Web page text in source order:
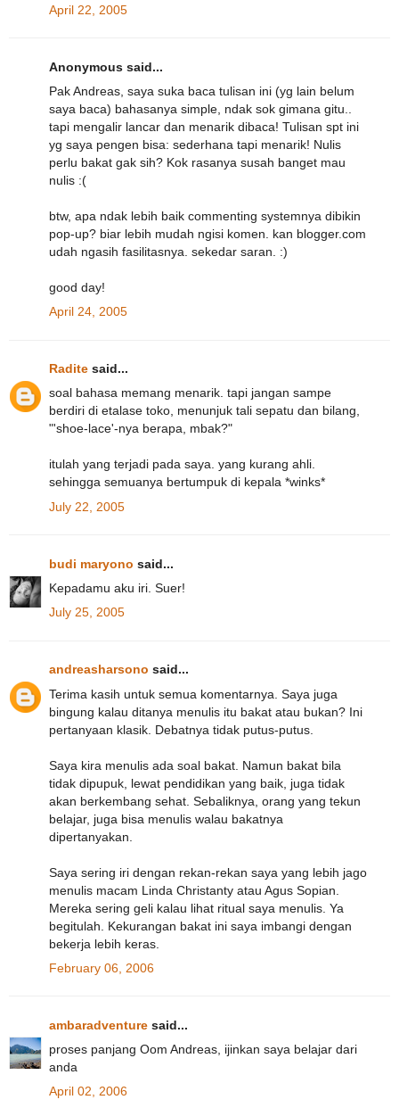
April 22, 2005
Anonymous said...
Pak Andreas, saya suka baca tulisan ini (yg lain belum
saya baca) bahasanya simple, ndak sok gimana gitu..
tapi mengalir lancar dan menarik dibaca! Tulisan spt ini
yg saya pengen bisa: sederhana tapi menarik! Nulis
perlu bakat gak sih? Kok rasanya susah banget mau
nulis :(
btw, apa ndak lebih baik commenting systemnya dibikin
pop-up? biar lebih mudah ngisi komen. kan blogger.com
udah ngasih fasilitasnya. sekedar saran. :)
good day!
April 24, 2005
Radite said...
soal bahasa memang menarik. tapi jangan sampe
berdiri di etalase toko, menunjuk tali sepatu dan bilang,
"'shoe-lace'-nya berapa, mbak?"
itulah yang terjadi pada saya. yang kurang ahli.
sehingga semuanya bertumpuk di kepala *winks*
July 22, 2005
budi maryono said...
Kepadamu aku iri. Suer!
July 25, 2005
andreasharsono said...
Terima kasih untuk semua komentarnya. Saya juga
bingung kalau ditanya menulis itu bakat atau bukan? Ini
pertanyaan klasik. Debatnya tidak putus-putus.
Saya kira menulis ada soal bakat. Namun bakat bila
tidak dipupuk, lewat pendidikan yang baik, juga tidak
akan berkembang sehat. Sebaliknya, orang yang tekun
belajar, juga bisa menulis walau bakatnya
dipertanyakan.
Saya sering iri dengan rekan-rekan saya yang lebih jago
menulis macam Linda Christanty atau Agus Sopian.
Mereka sering geli kalau lihat ritual saya menulis. Ya
begitulah. Kekurangan bakat ini saya imbangi dengan
bekerja lebih keras.
February 06, 2006
ambaradventure said...
proses panjang Oom Andreas, ijinkan saya belajar dari
anda
April 02, 2006